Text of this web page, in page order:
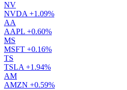
NV
NVDA +1.09%
AA
AAPL +0.60%
MS
MSFT +0.16%
TS
TSLA +1.94%
AM
AMZN +0.59%